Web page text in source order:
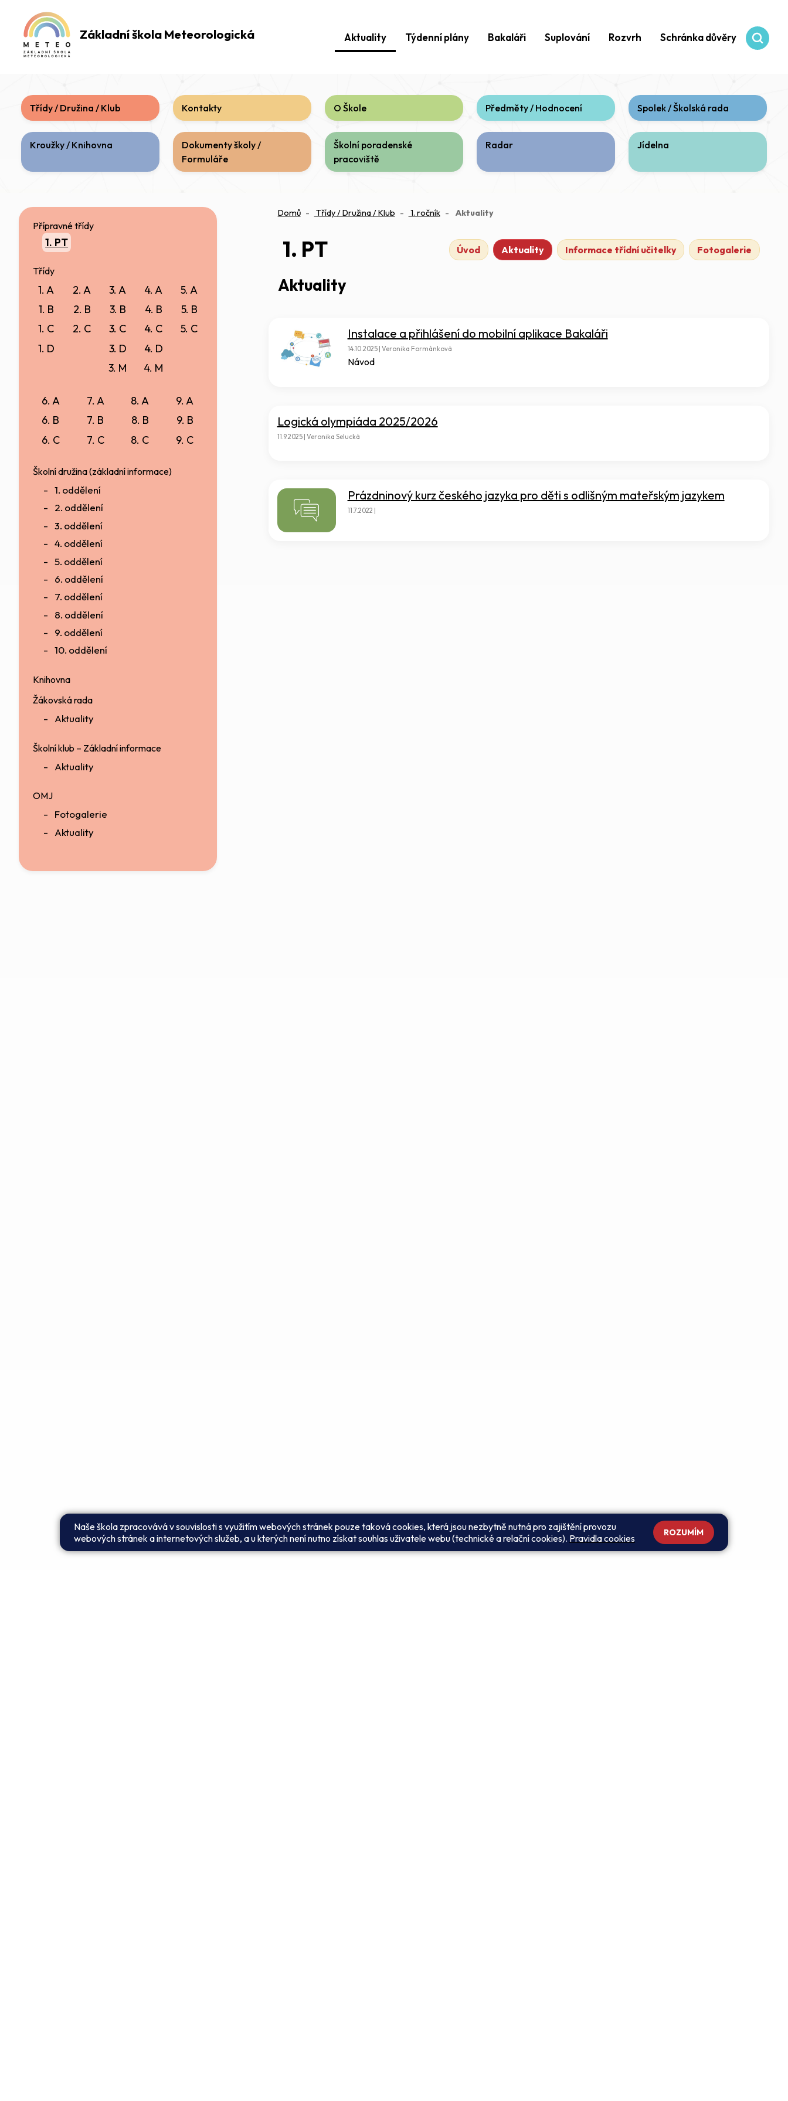
Základní škola Meteorologická Aktuality Týdenní plány Bakaláři Suplování Rozvrh Schránka důvěry
Třídy / Družina / Klub Kontakty O Škole Předměty / Hodnocení Spolek / Školská rada
Kroužky / Knihovna
Dokumenty školy /
Formuláře
Školní poradenské
pracoviště
Radar Jídelna
Přípravné třídy
1. PT
Třídy
1. A
1. B
1. C
1. D
2. A
2. B
2. C
3. A
3. B
3. C
3. D
3. M
4. A
4. B
4. C
4. D
4. M
5. A
5. B
5. C
6. A
6. B
6. C
7. A
7. B
7. C
8. A
8. B
8. C
9. A
9. B
9. C
Školní družina (základní informace)
1. oddělení
2. oddělení
3. oddělení
4. oddělení
5. oddělení
6. oddělení
7. oddělení
8. oddělení
9. oddělení
10. oddělení
Knihovna
Žákovská rada
Aktuality
Školní klub – Základní informace
Aktuality
OMJ
Fotogalerie
Aktuality
Domů Třídy / Družina / Klub 1. ročník Aktuality(aktuální)
1. PT Úvod Aktuality Informace třídní učitelky Fotogalerie
Aktuality
Instalace a přihlášení do mobilní aplikace Bakaláři
14.10.2025 | Veronika Formánková
Návod
Logická olympiáda 2025/2026
11.9.2025 | Veronika Selucká
Prázdninový kurz českého jazyka pro děti s odlišným mateřským jazykem
11.7.2022 |
Naše škola zpracovává v souvislosti s využitím webových stránek pouze taková cookies, která jsou nezbytně nutná pro zajištění provozu
webových stránek a internetových služeb, a u kterých není nutno získat souhlas uživatele webu (technické a relační cookies). Pravidla cookies ROZUMÍM